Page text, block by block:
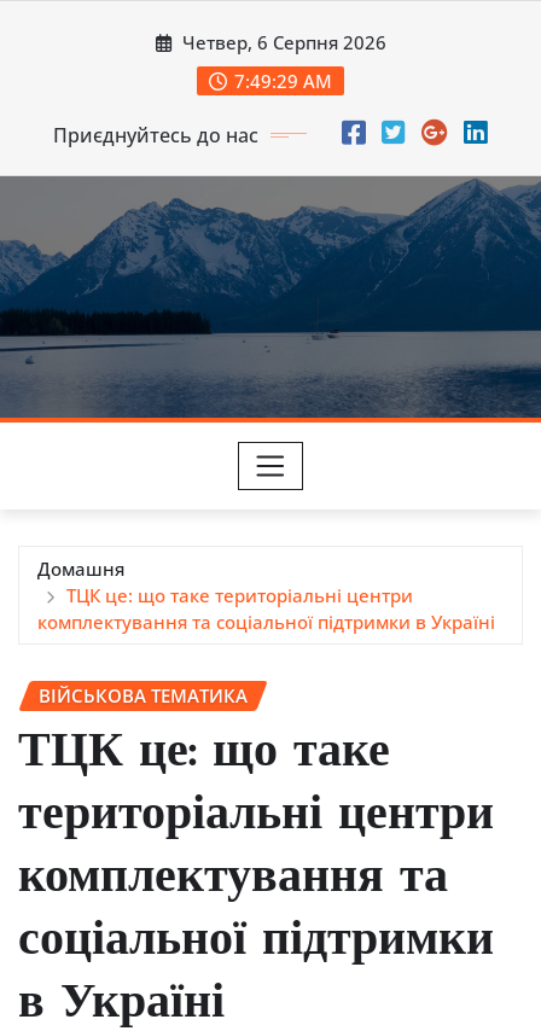
Четвер, 6 Серпня 2026
7:49:31 AM
Приєднуйтесь до нас
Домашня
ТЦК це: що таке територіальні центри
комплектування та соціальної підтримки в Україні
ВІЙСЬКОВА ТЕМАТИКА
ТЦК це: що таке
територіальні центри
комплектування та
соціальної підтримки
в Україні